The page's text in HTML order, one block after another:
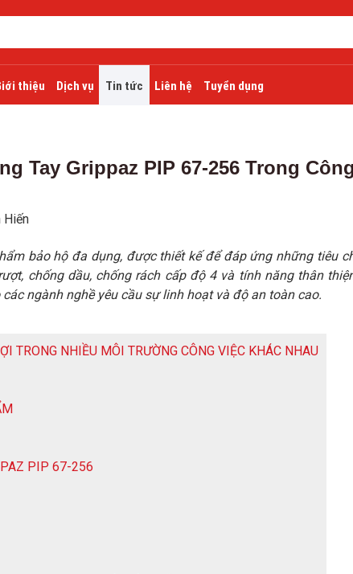
thiệu Dịch vụ Tin tức Liên hệ Tuyển dụng
Tay Grippaz PIP 67-256 Trong Công
Hiến
bảo hộ đa dụng, được thiết kế để đáp ứng những tiêu
chống dầu, chống rách cấp độ 4 và tính năng thân
ngành nghề yêu cầu sự linh hoạt và độ an toàn cao.
TRONG NHIỀU MÔI TRƯỜNG CÔNG VIỆC KHÁC NHAU
PIP 67-256